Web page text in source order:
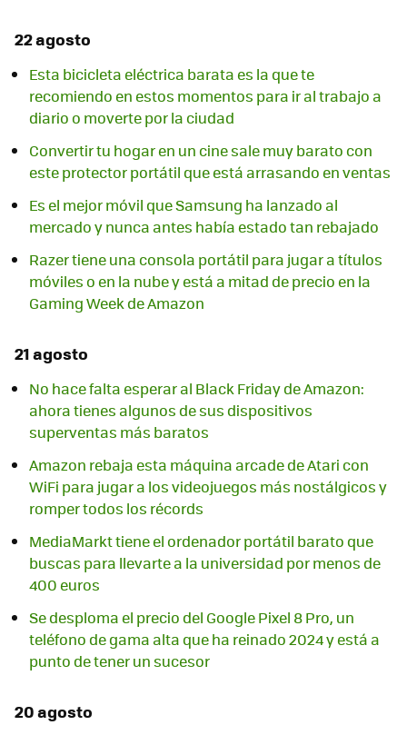
22 agosto
Esta bicicleta eléctrica barata es la que te
recomiendo en estos momentos para ir al trabajo a
diario o moverte por la ciudad
Convertir tu hogar en un cine sale muy barato con
este protector portátil que está arrasando en ventas
Es el mejor móvil que Samsung ha lanzado al
mercado y nunca antes había estado tan rebajado
Razer tiene una consola portátil para jugar a títulos
móviles o en la nube y está a mitad de precio en la
Gaming Week de Amazon
21 agosto
No hace falta esperar al Black Friday de Amazon:
ahora tienes algunos de sus dispositivos
superventas más baratos
Amazon rebaja esta máquina arcade de Atari con
WiFi para jugar a los videojuegos más nostálgicos y
romper todos los récords
MediaMarkt tiene el ordenador portátil barato que
buscas para llevarte a la universidad por menos de
400 euros
Se desploma el precio del Google Pixel 8 Pro, un
teléfono de gama alta que ha reinado 2024 y está a
punto de tener un sucesor
20 agosto